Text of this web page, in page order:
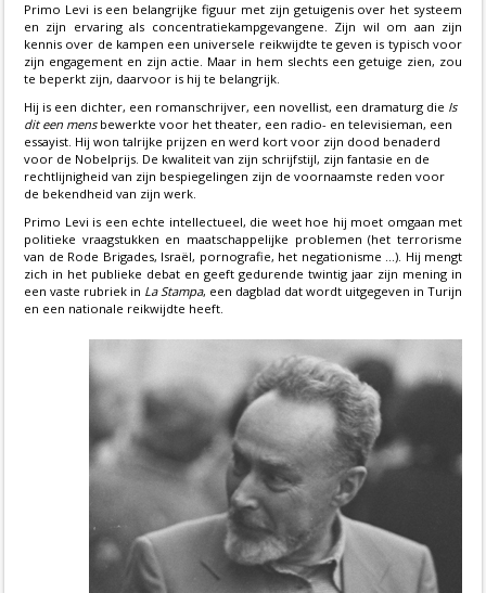
Primo Levi is een belangrijke figuur met zijn getuigenis over het systeem
en zijn ervaring als concentratiekampgevangene. Zijn wil om aan zijn
kennis over de kampen een universele reikwijdte te geven is typisch voor
zijn engagement en zijn actie. Maar in hem slechts een getuige zien, zou
te beperkt zijn, daarvoor is hij te belangrijk.
Hij is een dichter, een romanschrijver, een novellist, een dramaturg die Is
dit een mensbewerkte voor het theater, een radio- en televisieman, een
essayist. Hij won talrijke prijzen en werd kort voor zijn dood benaderd
voor de Nobelprijs. De kwaliteit van zijn schrijfstijl, zijn fantasie en de
rechtlijnigheid van zijn bespiegelingen zijn de voornaamste reden voor
de bekendheid van zijn werk.
Primo Levi is een echte intellectueel, die weet hoe hij moet omgaan met
politieke vraagstukken en maatschappelijke problemen (het terrorisme
van de Rode Brigades, Israël, pornografie, het negationisme ...). Hij mengt
zich in het publieke debat en geeft gedurende twintig jaar zijn mening in
een vaste rubriek in La Stampa, een dagblad dat wordt uitgegeven in Turijn
en een nationale reikwijdte heeft.